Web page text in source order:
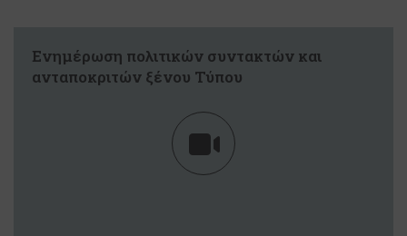
Ενημέρωση πολιτικών συντακτών και
ανταποκριτών ξένου Τύπου